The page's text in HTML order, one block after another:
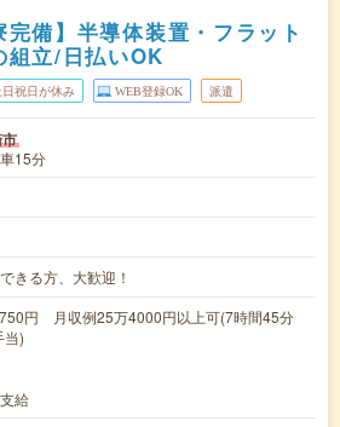
完備】半導体装置・フラット
組立/日払いOK
日祝日が休み WEB登録OK 派遣
15分
きる方、大歓迎！
円 月収例25万4000円以上可(7時間45分
当)
給